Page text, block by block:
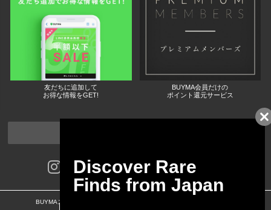
友だちに追加して
お得な情報をGET!
BUYMA会員だけの
ポイント還元サービス
BUYMAスタートガイド